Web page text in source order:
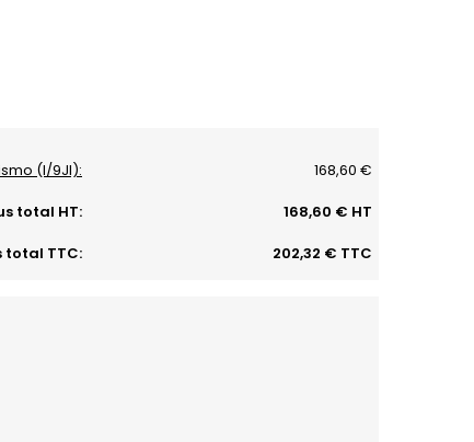
(I/9JI):
168,60 €
total HT:
168,60 € HT
total TTC:
202,32 € TTC